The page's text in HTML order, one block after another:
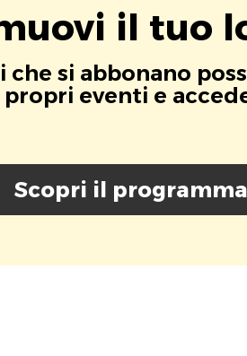
il tuo
che si abbonano
eventi e
Scopri il